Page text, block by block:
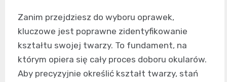
Zanim przejdziesz do wyboru oprawek,
kluczowe jest poprawne zidentyfikowanie
kształtu swojej twarzy. To fundament, na
którym opiera się cały proces doboru okularów.
Aby precyzyjnie określić kształt twarzy, stań